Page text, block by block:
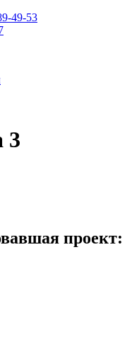
49-53
3
проект: